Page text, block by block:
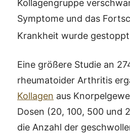
Kollagengruppe
Symptome und das
Krankheit wurde gestoppt
Eine größere Studie an
rheumatoider Arthritis
Kollagen aus
Dosen (20, 100, 500 und
die Anzahl der